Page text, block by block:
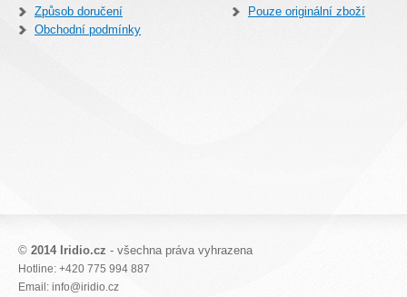
Způsob doručení
Obchodní podmínky
Pouze originální zboží
© 2014 Iridio.cz - všechna práva vyhrazena
Hotline: +420 775 994 887
Email: info@iridio.cz